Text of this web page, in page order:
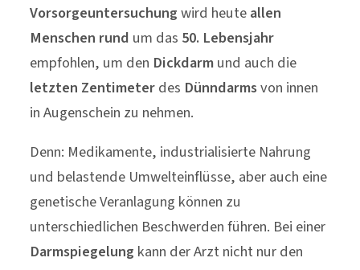
Vorsorgeuntersuchungwird heuteallen
Menschen rund um das 50. Lebensjahr
empfohlen, um den Dickdarmund auch die
letzten Zentimeterdes Dünndarmsvon innen
in Augenschein zu nehmen.
Denn: Medikamente, industrialisierte Nahrung
und belastende Umwelteinflüsse, aber auch eine
genetische Veranlagung können zu
unterschiedlichen Beschwerden führen. Bei einer
Darmspiegelung kann der Arzt nicht nur den